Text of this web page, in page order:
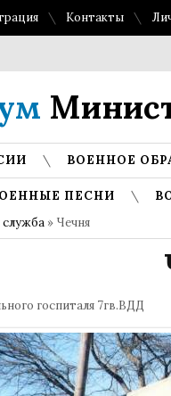
Контакты
ВОЕННОЕ
ПЕСНИ
» Чечня
госпиталя 7гв.ВДД